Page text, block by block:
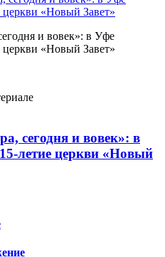
и вовек»: в Уфе
церкви «Новый Завет»
сегодня и вовек»: в
летие церкви «Новый